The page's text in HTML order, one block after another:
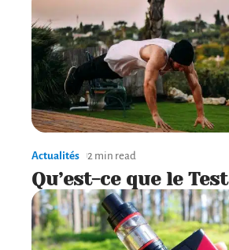
Actualités 2 min read
Qu’est-ce que le